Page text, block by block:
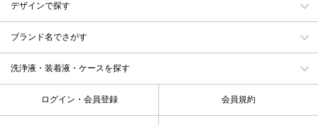
デザインで探す
ブランド名でさがす
洗浄液・装着液・ケースを探す
ログイン・会員登録 会員規約